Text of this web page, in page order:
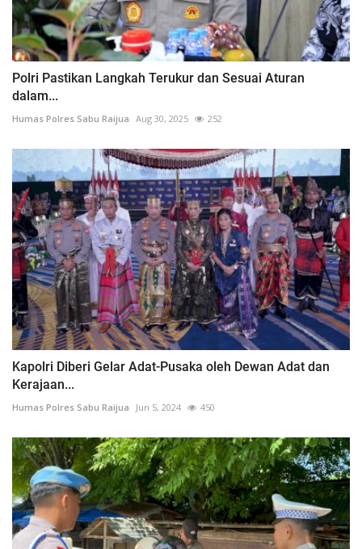
Polri Pastikan Langkah Terukur dan Sesuai Aturan
dalam...
Humas Polres Sabu Raijua Aug 30, 2025 252
Kapolri Diberi Gelar Adat-Pusaka oleh Dewan Adat dan
Kerajaan...
Humas Polres Sabu Raijua Jun 5, 2024 450